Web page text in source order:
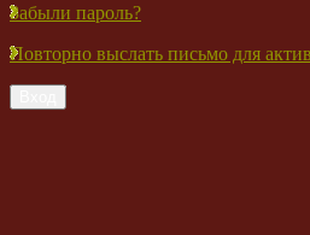
Забыли пароль?
Повторно выслать письмо для